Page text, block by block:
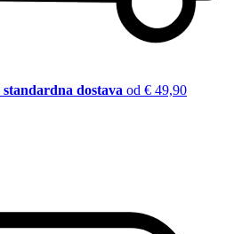
dostava od € 49,90